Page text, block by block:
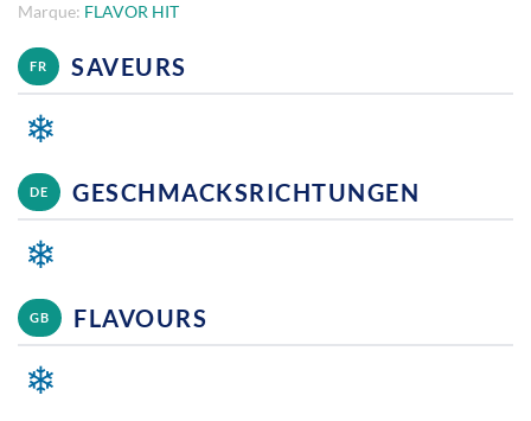
Marque: FLAVOR HIT
FR SAVEURS
❄
DE GESCHMACKSRICHTUNGEN
❄
GB FLAVOURS
❄